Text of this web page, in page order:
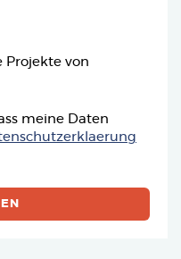
Projekte von
meine Daten